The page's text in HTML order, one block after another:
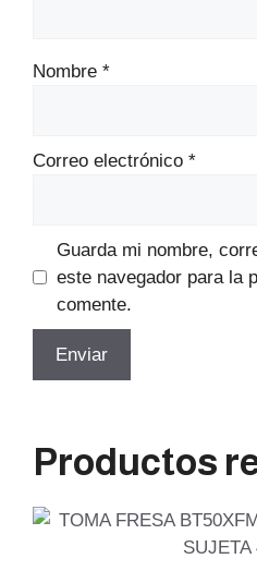
Nombre *
Correo electrónico *
Guarda mi nombre,
este navegador para la
comente.
Productos